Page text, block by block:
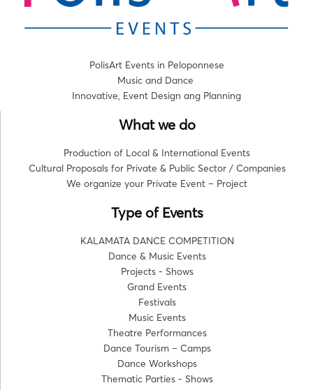
PolisArt Events in Peloponnese
Music and Dance
Innovative, Event Design ang Planning
What we do
Production of Local & International Events
Cultural Proposals for Private & Public Sector / Companies
We organize your Private Event – Project
Type of Events
KALAMATA DANCE COMPETITION
Dance & Music Events
Projects - Shows
Grand Events
Festivals
Music Events
Theatre Performances
Dance Tourism – Camps
Dance Workshops
Thematic Parties - Shows